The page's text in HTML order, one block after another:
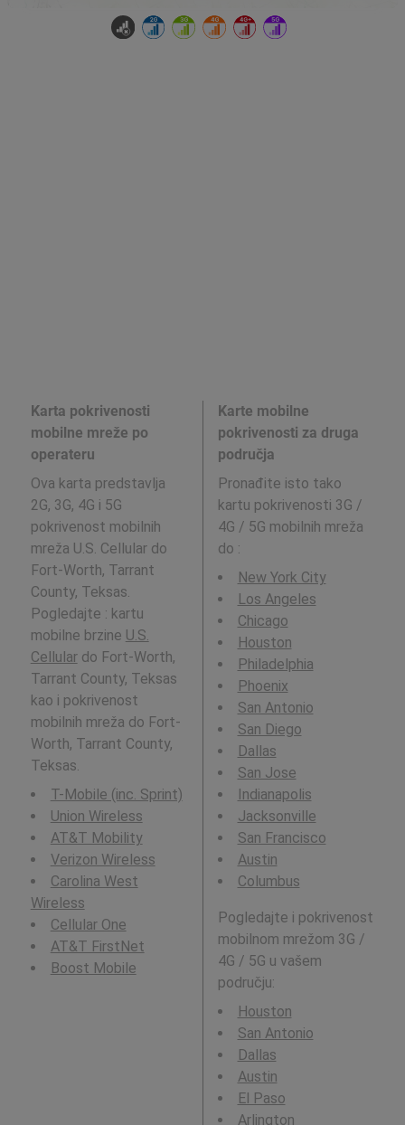
Karta pokrivenosti
mobilne mreže po
operateru
Ova karta predstavlja
2G, 3G, 4G i 5G
pokrivenost mobilnih
mreža U.S. Cellular do
Fort-Worth, Tarrant
County, Teksas.
Pogledajte : kartu
mobilne brzine U.S.
Cellulardo Fort-Worth,
Tarrant County, Teksas
kao i pokrivenost
mobilnih mreža do Fort-
Worth, Tarrant County,
Teksas.
T-Mobile (inc. Sprint)
Union Wireless
AT&T Mobility
Verizon Wireless
Carolina West
Wireless
Cellular One
AT&T FirstNet
Boost Mobile
Karte mobilne
pokrivenosti za druga
područja
Pronađite isto tako
kartu pokrivenosti 3G /
4G / 5G mobilnih mreža
do :
New York City
Los Angeles
Chicago
Houston
Philadelphia
Phoenix
San Antonio
San Diego
Dallas
San Jose
Indianapolis
Jacksonville
San Francisco
Austin
Columbus
Pogledajte i pokrivenost
mobilnom mrežom 3G /
4G / 5G u vašem
području:
Houston
San Antonio
Dallas
Austin
El Paso
Arlington